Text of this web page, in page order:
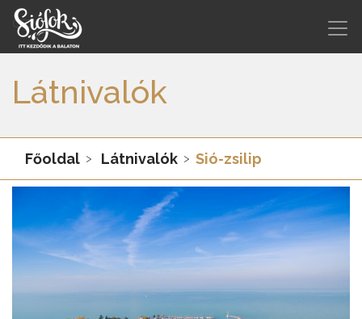
Látnivalók
Főoldal Látnivalók Sió-zsilip